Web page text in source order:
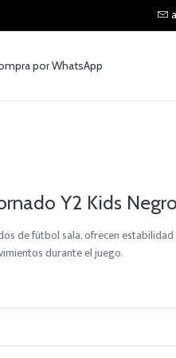
por WhatsApp
Y2 Kids Negro
de fútbol sala, ofrecen
durante el juego.